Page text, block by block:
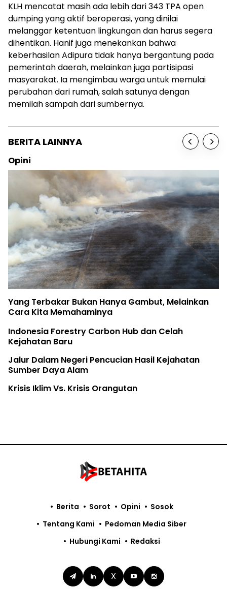
KLH mencatat masih ada lebih dari 343 TPA open
dumping yang aktif beroperasi, yang dinilai
melanggar ketentuan lingkungan dan harus segera
dihentikan. Hanif juga menekankan bahwa
keberhasilan Adipura tidak hanya bergantung pada
pemerintah daerah, melainkan juga partisipasi
masyarakat. Ia mengimbau warga untuk memulai
perubahan dari rumah, salah satunya dengan
memilah sampah dari sumbernya.
BERITA LAINNYA
Opini
Yang Terbakar Bukan Hanya Gambut, Melainkan
Cara Kita Memahaminya
Indonesia Forestry Carbon Hub dan Celah
Kejahatan Baru
Jalur Dalam Negeri Pencucian Hasil Kejahatan
Sumber Daya Alam
Krisis Iklim Vs. Krisis Orangutan
X
Berita Sorot Opini
Sosok
Tentang Kami
Pedoman Media Siber
Hubungi Kami
Redaksi